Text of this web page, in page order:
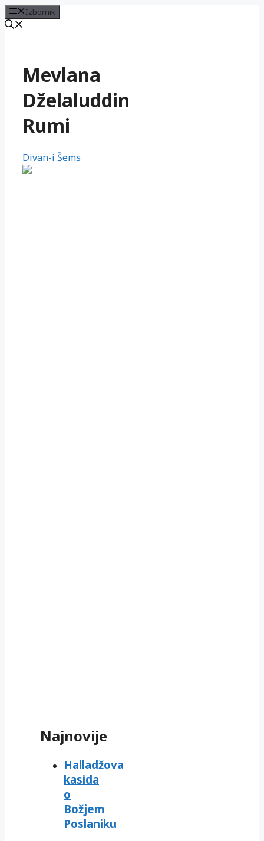
Izbornik
Mevlana
Dželaluddin
Rumi
Divan-i Šems
Najnovije
Halladžova
kasida
o
Božjem
Poslaniku